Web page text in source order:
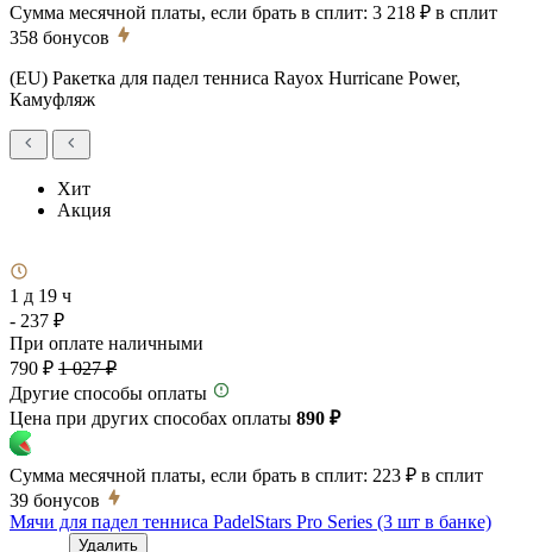
Сумма месячной платы, если брать в сплит: 3 218 ₽ в сплит
358 бонусов
(EU) Ракетка для падел тенниса Rayox Hurricane Power,
Камуфляж
Хит
Акция
1 д 19 ч
- 237 ₽
При оплате наличными
790 ₽ 1 027 ₽
Другие способы оплаты
Цена при других способах оплаты 890 ₽
Сумма месячной платы, если брать в сплит: 223 ₽ в сплит
39 бонусов
Мячи для падел тенниса PadelStars Pro Series (3 шт в банке)
Удалить